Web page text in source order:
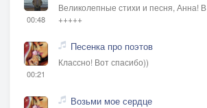
00:48
Великолепные стихи и песня, Анна!
+++++
00:21
Песенка про поэтов
Классно! Вот спасибо))
Возьми мое сердце